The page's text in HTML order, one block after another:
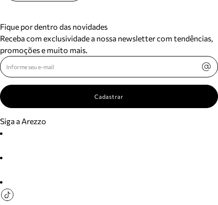
Fique por dentro das novidades
Receba com exclusividade a nossa newsletter com tendências,
promoções e muito mais.
Cadastrar
Siga a Arezzo